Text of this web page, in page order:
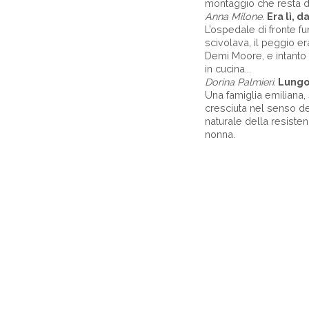
montaggio che resta
Anna Milone. Era lì,
L’ospedale di fronte
scivolava, il peggio
Demi Moore, e
in cucina...
Dorina Palmieri.
Una famiglia
cresciuta nel senso
naturale della
nonna.